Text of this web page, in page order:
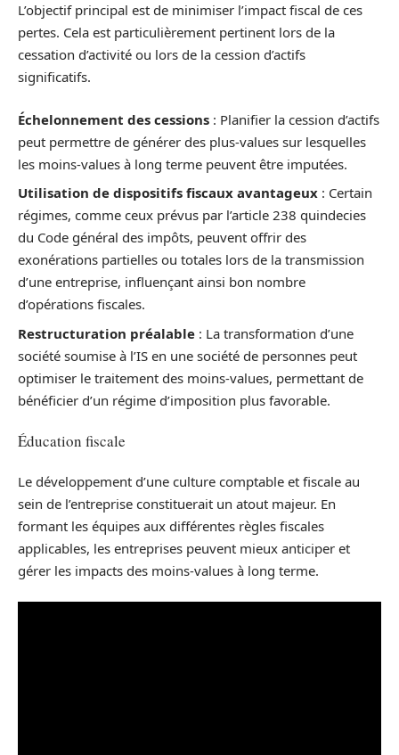
L’objectif principal est de minimiser l’impact fiscal de ces
pertes. Cela est particulièrement pertinent lors de la
cessation d’activité ou lors de la cession d’actifs
significatifs.
Échelonnement des cessions : Planifier la cession d’actifs
peut permettre de générer des plus-values sur lesquelles
les moins-values à long terme peuvent être imputées.
Utilisation de dispositifs fiscaux avantageux : Certain
régimes, comme ceux prévus par l’article 238 quindecies
du Code général des impôts, peuvent offrir des
exonérations partielles ou totales lors de la transmission
d’une entreprise, influençant ainsi bon nombre
d’opérations fiscales.
Restructuration préalable : La transformation d’une
société soumise à l’IS en une société de personnes peut
optimiser le traitement des moins-values, permettant de
bénéficier d’un régime d’imposition plus favorable.
Éducation fiscale
Le développement d’une culture comptable et fiscale au
sein de l’entreprise constituerait un atout majeur. En
formant les équipes aux différentes règles fiscales
applicables, les entreprises peuvent mieux anticiper et
gérer les impacts des moins-values à long terme.